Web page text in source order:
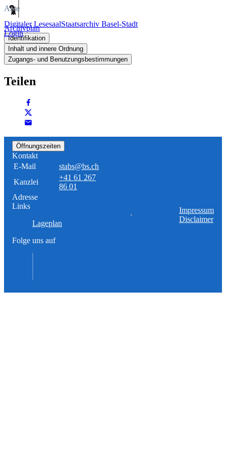
Digitaler LesesaalStaatsarchiv Basel-Stadt
Login
Akte
Archivplan
Identifikation
Inhalt und innere Ordnung
Zugangs- und Benutzungsbestimmungen
Teilen
Öffnungszeiten
Kontakt
E-Mail
stabs@bs.ch
Kanzlei
+41 61 267
86 01
Adresse
Links
Lageplan
Folge uns auf
Impressum
Disclaimer